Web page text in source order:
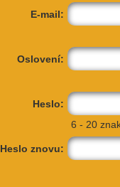
E-mail:
Oslovení:
Heslo:
6 - 20
Heslo znovu: